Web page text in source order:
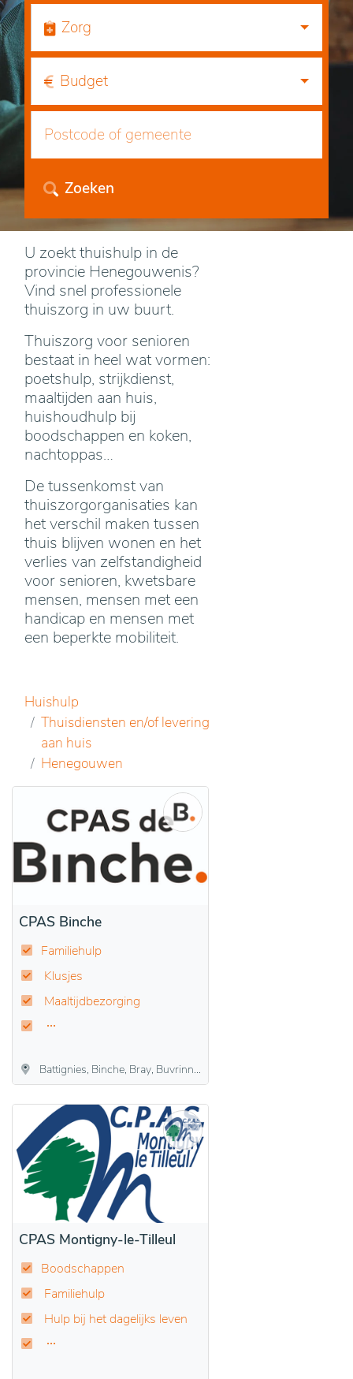
Zorg
Budget
Zoeken
U zoekt thuishulp in de
provincie Henegouwenis?
Vind snel professionele
thuiszorg in uw buurt.
Thuiszorg voor senioren
bestaat in heel wat vormen:
poetshulp, strijkdienst,
maaltijden aan huis,
huishoudhulp bij
boodschappen en koken,
nachtoppas…
De tussenkomst van
thuiszorgorganisaties kan
het verschil maken tussen
thuis blijven wonen en het
verlies van zelfstandigheid
voor senioren, kwetsbare
mensen, mensen met een
handicap en mensen met
een beperkte mobiliteit.
Huishulp
Thuisdiensten en/of levering
aan huis
Henegouwen
CPAS Binche
Familiehulp
Klusjes
Maaltijdbezorging
Battignies, Binche, Bray, Buvrinnes, Epinois, Leval-Trahegnies, Péronnes-lez-Binche, Ressaix, Waudrez
CPAS Montigny-le-Tilleul
Boodschappen
Familiehulp
Hulp bij het dagelijks leven